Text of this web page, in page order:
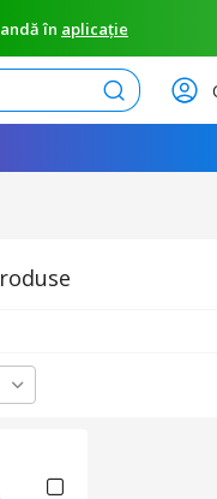
în aplicație
Caută